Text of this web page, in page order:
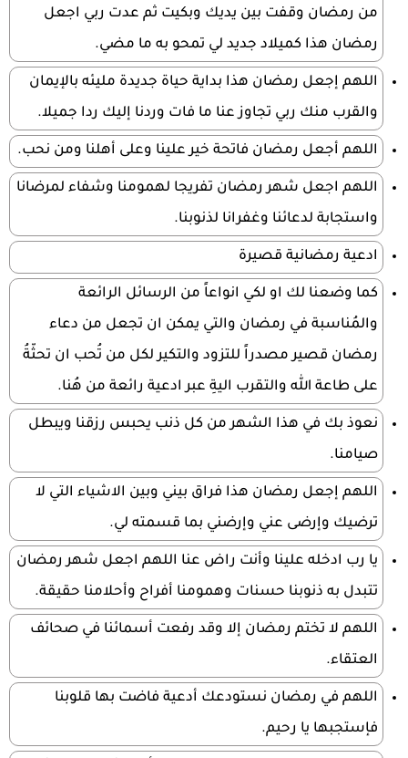
من رمضان وقفت بين يديك وبكيت ثم عدت ربي اجعل
رمضان هذا كميلاد جديد لي تمحو به ما مضي.
اللهم إجعل رمضان هذا بداية حياة جديدة مليئه بالإيمان
والقرب منك ربي تجاوز عنا ما فات وردنا إليك ردا جميلا.
اللهم أجعل رمضان فاتحة خير علينا وعلى أهلنا ومن نحب.
اللهم اجعل شهر رمضان تفريجا لهمومنا وشفاء لمرضانا
واستجابة لدعائنا وغفرانا لذنوبنا.
ادعية رمضانية قصيرة
كما وضعنا لك او لكي انواعاً من الرسائل الرائعة
والمُناسبة في رمضان والتي يمكن ان تجعل من دعاء
رمضان قصير مصدراً للتزود والتكير لكل من تُحب ان تحثّةُ
على طاعة الله والتقرب اليةِ عبر ادعية رائعة من هُنا.
نعوذ بك في هذا الشهر من كل ذنب يحبس رزقنا ويبطل
صيامنا.
اللهم إجعل رمضان هذا فراق بيني وبين الاشياء التي لا
ترضيك وإرضى عني وإرضني بما قسمته لي.
يا رب ادخله علينا وأنت راض عنا اللهم اجعل شهر رمضان
تتبدل به ذنوبنا حسنات وهمومنا أفراح وأحلامنا حقيقة.
اللهم لا تختم رمضان إلا وقد رفعت أسمائنا في صحائف
العتقاء.
اللهم في رمضان نستودعك أدعية فاضت بها قلوبنا
فإستجبها يا رحيم.